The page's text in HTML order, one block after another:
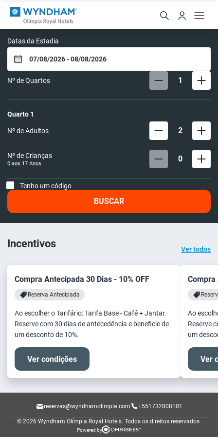
Wyndham Olímpia
Datas da Estadia
Nº de Quartos 1
Quarto 1
Nº de Adultos 2
Nº de Crianças
0 aos 17 Anos 0
Tenho um código
BUSCAR
Incentivos Ver todos
Compra Antecipada 30 Dias - 10% OFF
Reserva Antecipada
Ao escolher o Tarifário: Tarifa Base - Café + Jantar.
Reserve com 30 dias de antecedência e beneficie de
um desconto de 10%.
Ver condições
Compra
Ao
Reserve
um
Ver
reservas@wyndhamolimpia.com +551732808101
© 2026 Wyndham Olímpia Royal Hotels. Todos os direitos reservados.
Powered by